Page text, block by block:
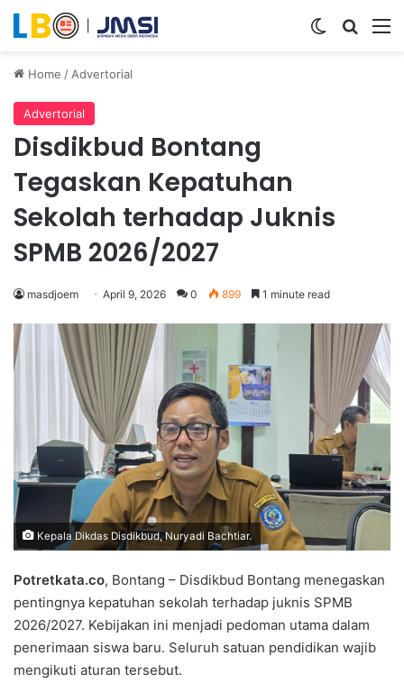
Switch skin
Home / Advertorial
Advertorial
Disdikbud Bontang
Tegaskan Kepatuhan
Sekolah terhadap Juknis
SPMB 2026/2027
masdjoem April 9, 2026 0 899 1 minute read
Kepala Dikdas Disdikbud, Nuryadi Bachtiar.
Potretkata.co, Bontang – Disdikbud Bontang menegaskan
pentingnya kepatuhan sekolah terhadap juknis SPMB
2026/2027. Kebijakan ini menjadi pedoman utama dalam
penerimaan siswa baru. Seluruh satuan pendidikan wajib
mengikuti aturan tersebut.